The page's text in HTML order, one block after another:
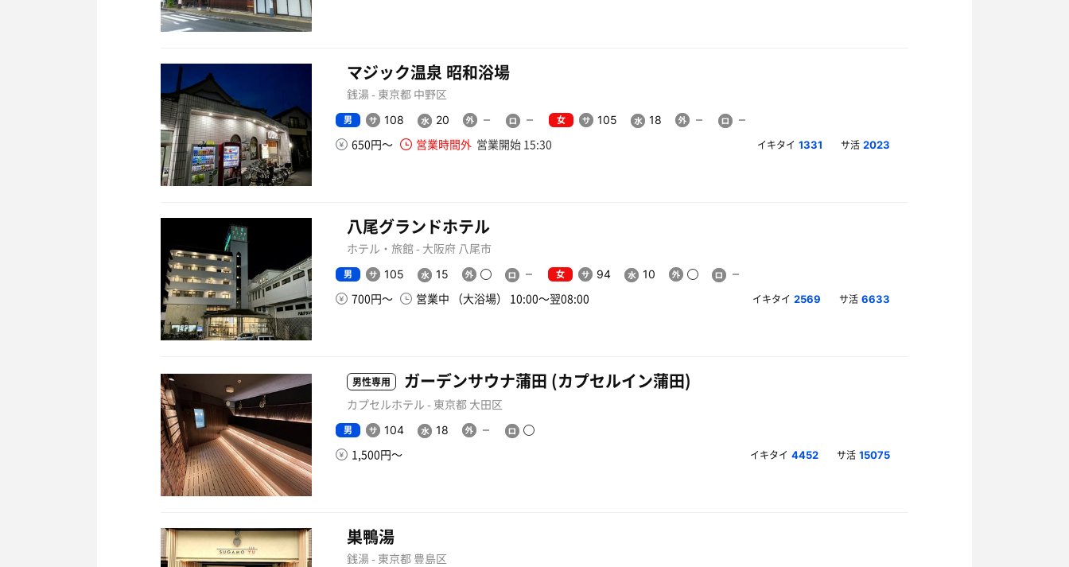
マジック温泉 昭和浴場
銭湯 - 東京都 中野区
男 108 20 女 105 18
650円〜 営業時間外 営業開始 15:30 イキタイ 1331 サ活 2023
八尾グランドホテル
ホテル・旅館 - 大阪府 八尾市
男 105 15 女 94 10
700円〜 営業中 （大浴場） 10:00〜翌08:00 イキタイ 2569 サ活 6633
男性専用 ガーデンサウナ蒲田 (カプセルイン蒲田)
カプセルホテル - 東京都 大田区
男 104 18
1,500円〜 イキタイ 4452 サ活 15075
巣鴨湯
銭湯 - 東京都 豊島区